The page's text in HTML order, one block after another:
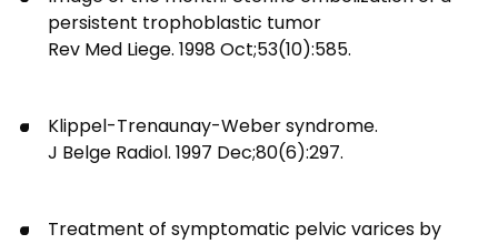
persistent trophoblastic tumor
Rev Med Liege. 1998 Oct;53(10):585.
Klippel-Trenaunay-Weber syndrome.
J Belge Radiol. 1997 Dec;80(6):297.
Treatment of symptomatic pelvic varices by